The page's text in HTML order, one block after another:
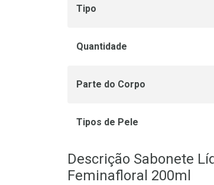
Tipo
Quantidade
Parte do Corpo
Tipos de Pele
Descrição Sabonete
Feminafloral 200ml